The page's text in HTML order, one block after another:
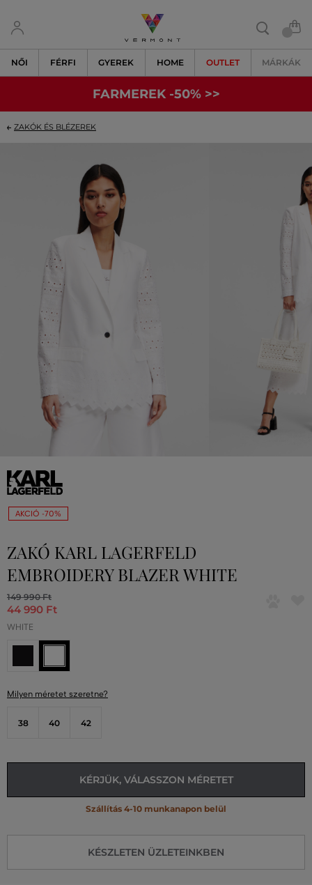
NŐI FÉRFI GYEREK HOME OUTLET MÁRKÁK
FARMEREK -50% >>
ZAKÓK ÉS BLÉZEREK
AKCIÓ -70%
ZAKÓ KARL LAGERFELD
EMBROIDERY BLAZER WHITE
149 990 Ft
44 990 Ft
WHITE
Milyen méretet szeretne?
38 40 42
KÉRJÜK, VÁLASSZON MÉRETET
Szállítás 4-10 munkanapon belül
KÉSZLETEN ÜZLETEINKBEN